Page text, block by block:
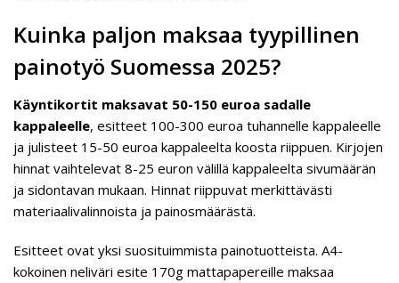
Kuinka paljon maksaa tyypillinen
painotyö Suomessa 2025?
Käyntikortit maksavat 50-150 euroa sadalle
kappaleelle, esitteet 100-300 euroa tuhannelle kappaleelle
ja julisteet 15-50 euroa kappaleelta koosta riippuen. Kirjojen
hinnat vaihtelevat 8-25 euron välillä kappaleelta sivumäärän
ja sidontavan mukaan. Hinnat riippuvat merkittävästi
materiaalivalinnoista ja painosmäärästä.
Esitteet ovat yksi suosituimmista painotuotteista. A4-
kokoinen neliväri esite 170g mattapapereille maksaa